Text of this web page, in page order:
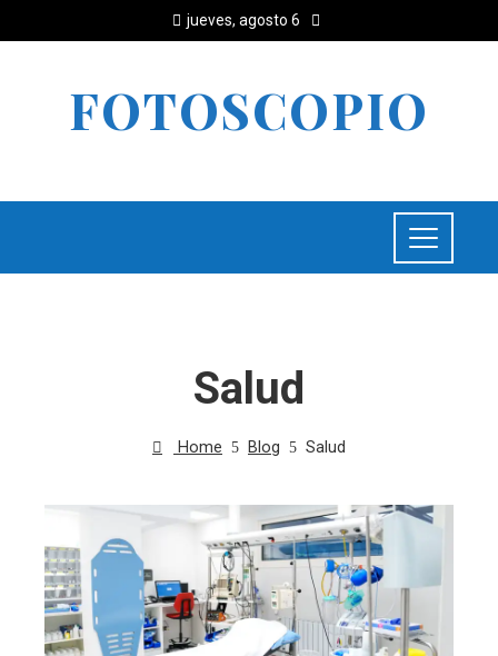
jueves, agosto 6
FOTOSCOPIO
Salud
Home Blog Salud